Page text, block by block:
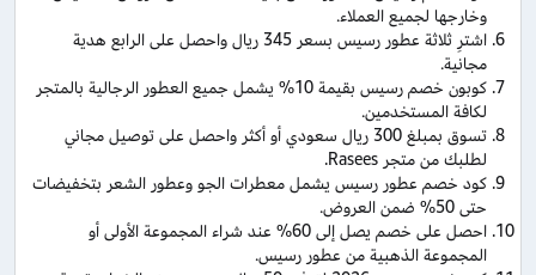
وخارجها لجميع العملاء.
اشترِ ثلاثة عطور رسيس بسعر 345 ريال واحصل على الرابع هدية
مجانية.
كوبون خصم رسيس بقيمة 10% يشمل جميع العطور الرجالية بالمتجر
لكافة المستخدمين.
تسوق بمبلغ 300 ريال سعودي أو أكثر واحصل على توصيل مجاني
لطلبك من متجر Rasees.
كود خصم عطور رسيس يشمل معطرات الجو وعطور الشعر بتخفيضات
حتى 50% ضمن العروض.
احصل على خصم يصل إلى 60% عند شراء المجموعة الأولى أو
المجموعة الذهبية من عطور رسيس.